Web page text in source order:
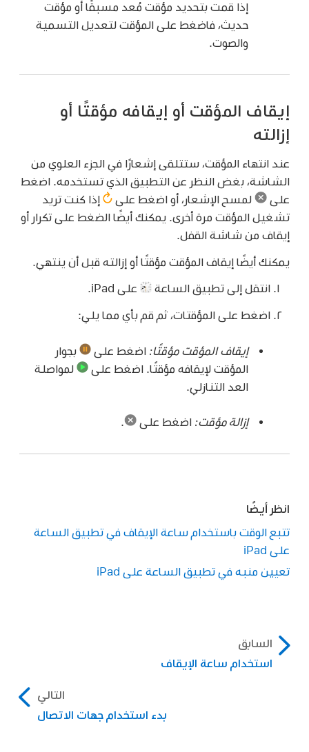
إذا قمت بتحديد مؤقت مُعد مسبقًا أو مؤقت
حديث، فاضغط على المؤقت لتعديل التسمية
والصوت.
إيقاف المؤقت أو إيقافه مؤقتًا أو
إزالته
عند انتهاء المؤقت، ستتلقى إشعارًا في الجزء العلوي من
الشاشة، بغض النظر عن التطبيق الذي تستخدمه. اضغط
على
لمسح الإشعار، أو اضغط على
إذا كنت تريد
تشغيل المؤقت مرة أخرى. يمكنك أيضًا الضغط على تكرار أو
إيقاف من شاشة القفل.
يمكنك أيضًا إيقاف المؤقت مؤقتًا أو إزالته قبل أن ينتهي.
انتقل إلى تطبيق الساعة على iPad.
اضغط على المؤقتات، ثم قم بأي مما يلي:
إيقاف المؤقت مؤقتًا: اضغط على
بجوار
المؤقت لإيقافه مؤقتًا. اضغط على
لمواصلة
العد التنازلي.
إزالة مؤقت: اضغط على .
انظر أيضًا
تتبع الوقت باستخدام ساعة الإيقاف في تطبيق الساعة
على iPad
تعيين منبه في تطبيق الساعة على iPad
السابق
استخدام ساعة الإيقاف
التالي
بدء استخدام جهات الاتصال